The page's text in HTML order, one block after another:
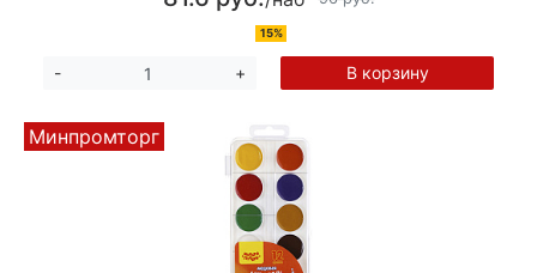
15%
- + В корзину
Минпромторг